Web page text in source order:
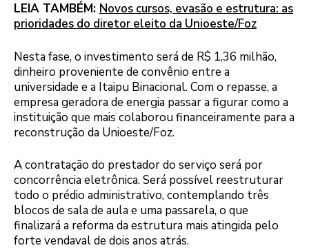
LEIA TAMBÉM: Novos cursos, evasão e estrutura: as
prioridades do diretor eleito da Unioeste/Foz
Nesta fase, o investimento será de R$ 1,36 milhão,
dinheiro proveniente de convênio entre a
universidade e a Itaipu Binacional. Com o repasse, a
empresa geradora de energia passar a figurar como a
instituição que mais colaborou financeiramente para a
reconstrução da Unioeste/Foz.
A contratação do prestador do serviço será por
concorrência eletrônica. Será possível reestruturar
todo o prédio administrativo, contemplando três
blocos de sala de aula e uma passarela, o que
finalizará a reforma da estrutura mais atingida pelo
forte vendaval de dois anos atrás.